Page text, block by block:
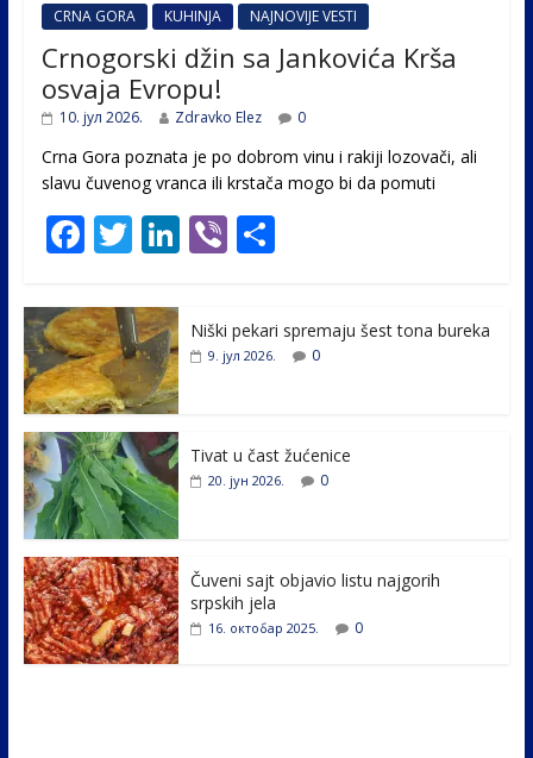
CRNA GORA KUHINJA NAJNOVIJE VESTI
Crnogorski džin sa Jankovića Krša
osvaja Evropu!
10. јул 2026. Zdravko Elez 0
Crna Gora poznata je po dobrom vinu i rakiji lozovači, ali
slavu čuvenog vranca ili krstača mogo bi da pomuti
F
e
b
o
o
k
T
itt
er
Li
e
Vi
er
S
e
Niški pekari spremaju šest tona bureka
9. јул 2026. 0
Tivat u čast žućenice
20. јун 2026. 0
Čuveni sajt objavio listu najgorih
srpskih jela
16. октобар 2025. 0